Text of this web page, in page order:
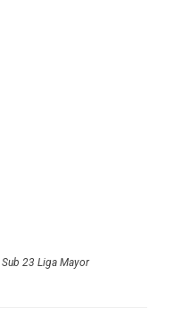
Sub 23 Liga Mayor